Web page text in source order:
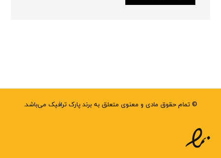
© تمام حقوق مادی و معنوی متعلق به برند پارک ترافیک می‌باشد.